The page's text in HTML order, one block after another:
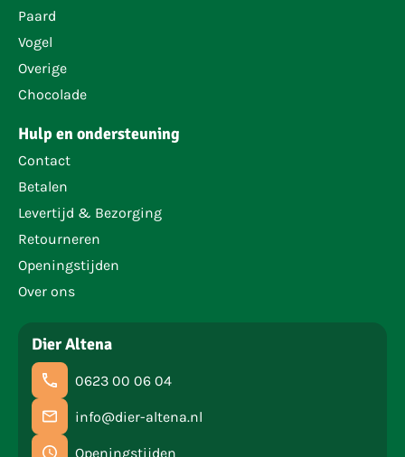
Paard
Vogel
Overige
Chocolade
Hulp en ondersteuning
Contact
Betalen
Levertijd & Bezorging
Retourneren
Openingstijden
Over ons
Dier Altena
0623 00 06 04
info@dier-altena.nl
Openingstijden